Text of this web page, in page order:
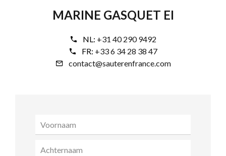
MARINE GASQUET EI
NL: +31 40 290 9492
FR: +33 6 34 28 38 47
contact@sauterenfrance.com